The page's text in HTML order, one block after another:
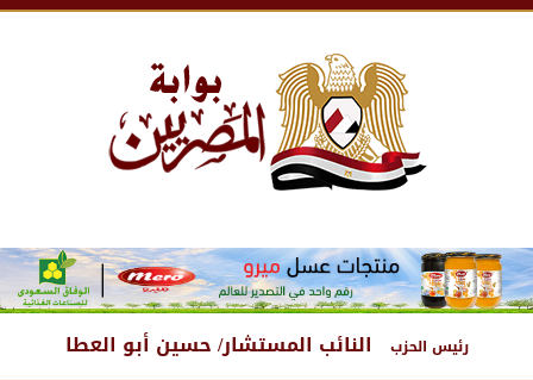
رئيس الحزب النائب المستشار/ حسين أبو العطا